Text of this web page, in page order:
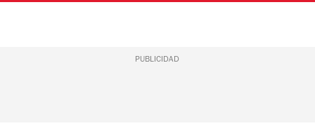
PUBLICIDAD